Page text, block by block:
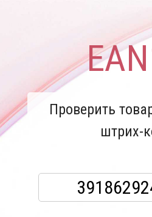
Проверить
штрих-